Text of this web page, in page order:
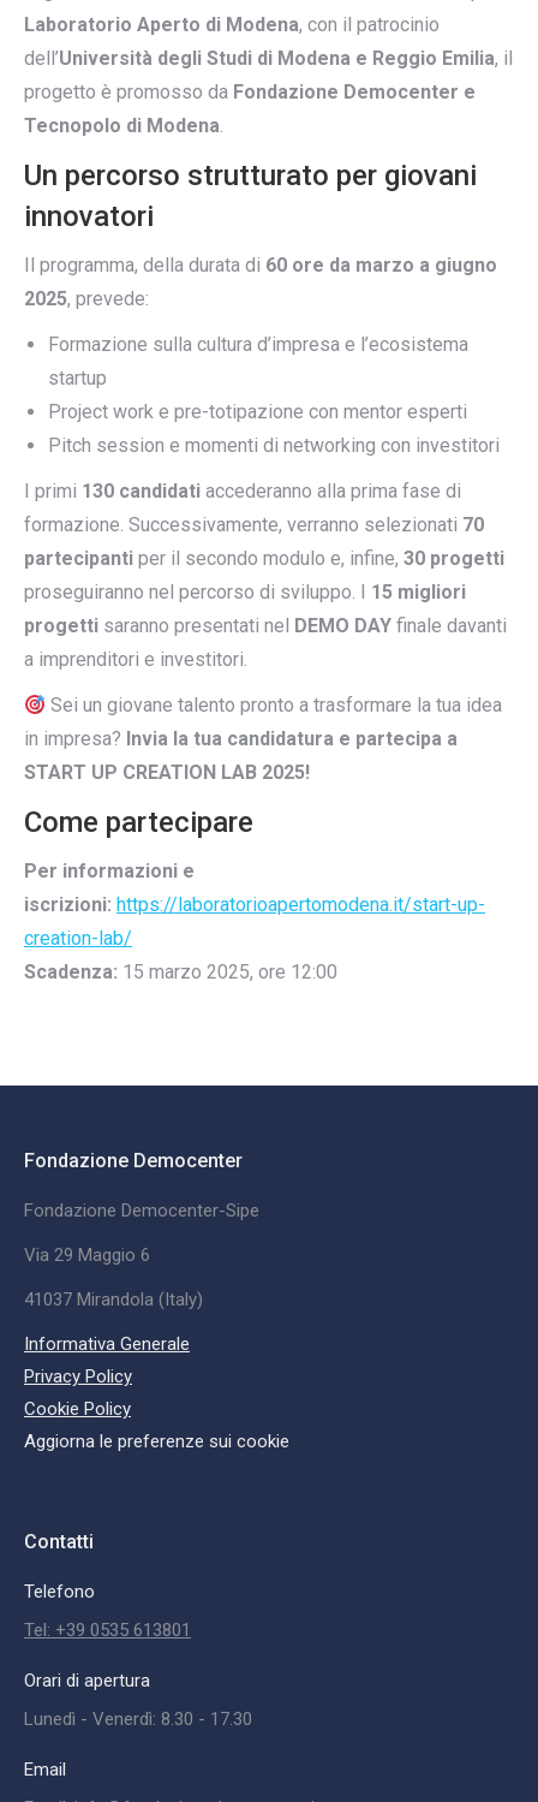
Laboratorio Aperto di Modena, con il patrocinio
dell’Università degli Studi di Modena e Reggio Emilia, il
progetto è promosso da Fondazione Democenter e
Tecnopolo di Modena.
Un percorso strutturato per giovani
innovatori
Il programma, della durata di 60 ore da marzo a giugno
2025, prevede:
Formazione sulla cultura d’impresa e l’ecosistema
startup
Project work e pre-totipazione con mentor esperti
Pitch session e momenti di networking con investitori
I primi 130 candidati accederanno alla prima fase di
formazione. Successivamente, verranno selezionati 70
partecipanti per il secondo modulo e, infine, 30 progetti
proseguiranno nel percorso di sviluppo. I 15 migliori
progetti saranno presentati nel DEMO DAY finale davanti
a imprenditori e investitori.
Sei un giovane talento pronto a trasformare la tua idea
in impresa? Invia la tua candidatura e partecipa a
START UP CREATION LAB 2025!
Come partecipare
Per informazioni e
iscrizioni: https://laboratorioapertomodena.it/start-up-
creation-lab/
Scadenza: 15 marzo 2025, ore 12:00
Fondazione Democenter
Fondazione Democenter-Sipe
Via 29 Maggio 6
41037 Mirandola (Italy)
Informativa Generale
Privacy Policy
Cookie Policy
Aggiorna le preferenze sui cookie
Contatti
Telefono
Tel: +39 0535 613801
Orari di apertura
Lunedì - Venerdì: 8.30 - 17.30
Email